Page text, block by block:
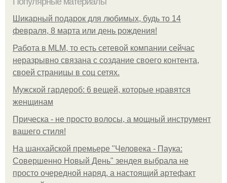
Шикарный подарок для любимых, будь то 14
февраля, 8 марта или день рождения!
Работа в MLM, то есть сетевой компании сейчас
неразрывно связана с создание своего контента,
своей страницы в соц сетях.
Мужской гардероб: 6 вещей, которые нравятся
женщинам
Прическа - не просто волосы, а мощный инструмент
вашего стиля!
На шанхайской премьере "Человека - Паука:
Совершенно Новый День" зендея выбрала не
просто очередной наряд, а настоящий артефакт